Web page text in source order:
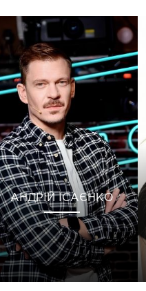
АНДРІЙ ІСАЄНКО